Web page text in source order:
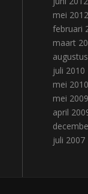
mei 2012
februari
maart
juli 2010
mei 2010
mei 2009
april
juli 2007